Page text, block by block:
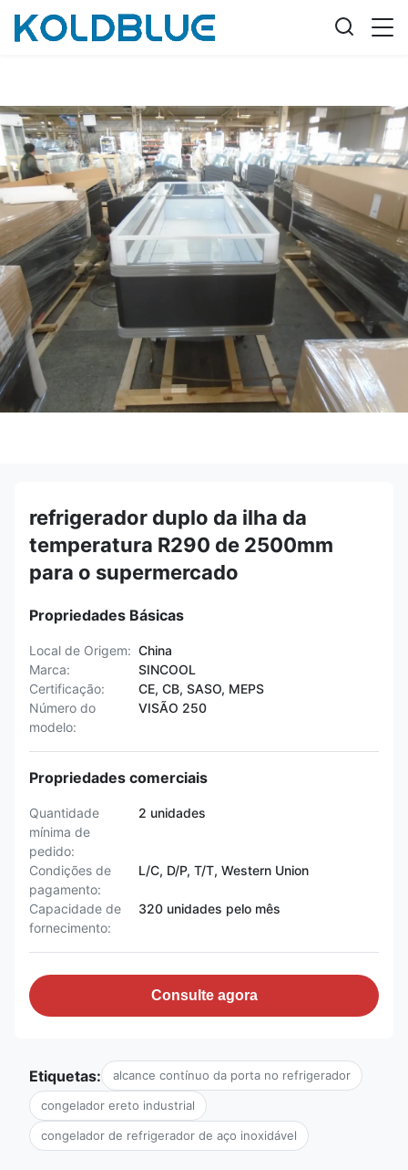
refrigerador duplo da ilha da
temperatura R290 de 2500mm
para o supermercado
Propriedades Básicas
Local de Origem: China
Marca:
SINCOOL
Certificação:
CE, CB, SASO, MEPS
Número do
modelo:
VISÃO 250
Propriedades comerciais
Quantidade
mínima de
pedido:
2 unidades
Condições de
pagamento:
L/C, D/P, T/T, Western Union
Capacidade de
fornecimento:
320 unidades pelo mês
Consulte agora
Etiquetas: alcance contínuo da porta no refrigerador
congelador ereto industrial
congelador de refrigerador de aço inoxidável